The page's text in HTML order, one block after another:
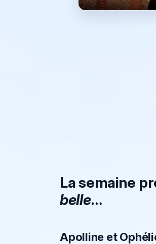
La semaine
belle…
Apolline et